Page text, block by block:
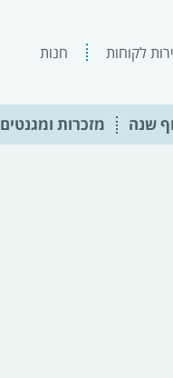
לקוחות חנות
שנה מזכרות ומגנטים